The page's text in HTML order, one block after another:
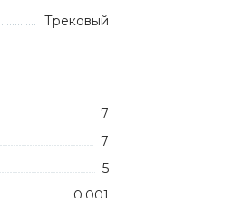
Трековый
7
7
5